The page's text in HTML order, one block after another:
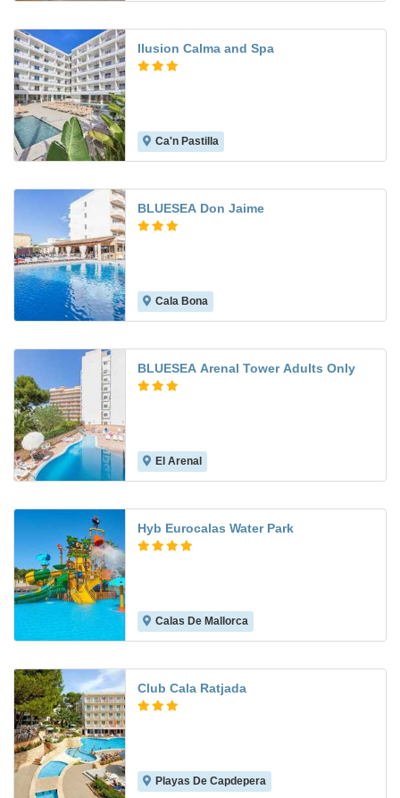
Ilusion Calma and Spa
Ca'n Pastilla
BLUESEA Don Jaime
Cala Bona
BLUESEA Arenal Tower Adults Only
El Arenal
Hyb Eurocalas Water Park
Calas De Mallorca
Club Cala Ratjada
Playas De Capdepera